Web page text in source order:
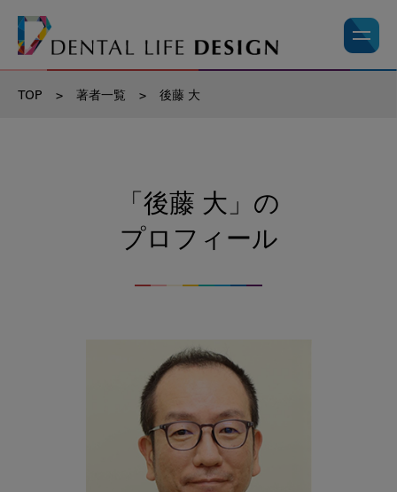
TOP > 著者一覧 > 後藤 大
「後藤 大」の
プロフィール